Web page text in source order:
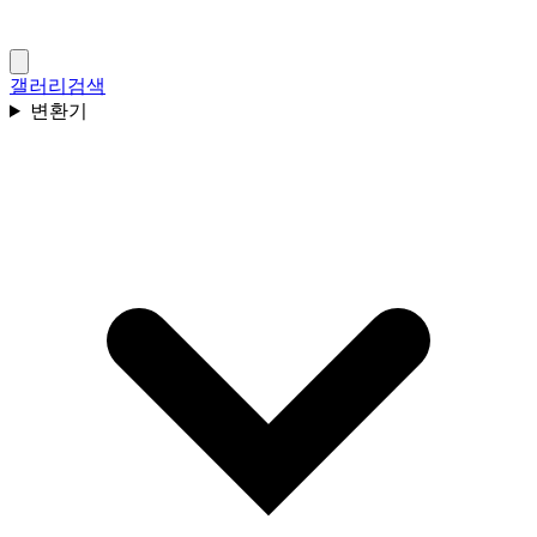
갤러리 검색
변환기